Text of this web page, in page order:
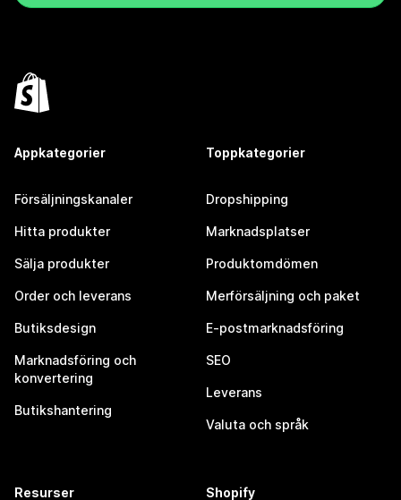
Appkategorier
Försäljningskanaler
Hitta produkter
Sälja produkter
Order och leverans
Butiksdesign
Marknadsföring och
konvertering
Butikshantering
Toppkategorier
Dropshipping
Marknadsplatser
Produktomdömen
Merförsäljning och paket
E-postmarknadsföring
SEO
Leverans
Valuta och språk
Resurser Shopify